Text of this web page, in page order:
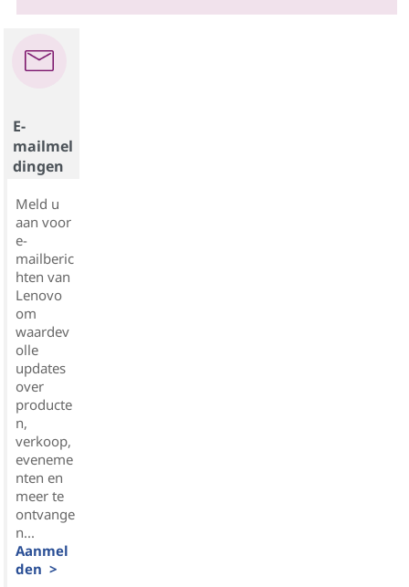
E-
mailmel
dingen
Meld u
aan voor
e-
mailberic
hten van
Lenovo
om
waardev
olle
updates
over
producte
n,
verkoop,
eveneme
nten en
meer te
ontvange
n...
Aanmel
den >